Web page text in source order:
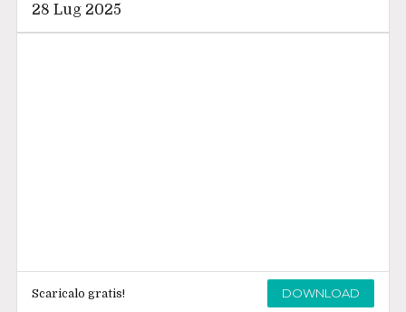
28 Lug 2025
Scaricalo gratis! DOWNLOAD